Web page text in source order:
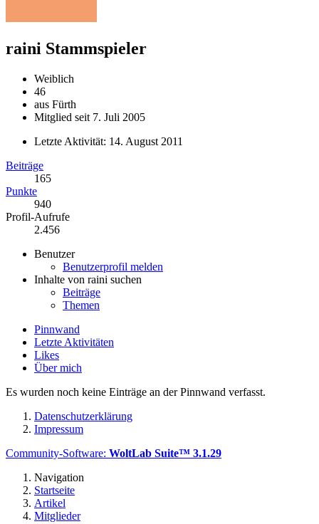
raini Stammspieler
Weiblich
46
aus Fürth
Mitglied seit 7. Juli 2005
Letzte Aktivität: 14. August 2011
Beiträge
165
Punkte
940
Profil-Aufrufe
2.456
Benutzer
Benutzerprofil melden
Inhalte von raini suchen
Beiträge
Themen
Pinnwand
Letzte Aktivitäten
Likes
Über mich
Es wurden noch keine Einträge an der Pinnwand verfasst.
Datenschutzerklärung
Impressum
Community-Software: WoltLab Suite™ 3.1.29
Navigation
Startseite
Artikel
Mitglieder